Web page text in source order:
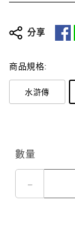
出版日期：
分享
商品規格:
水滸傳
數量
-